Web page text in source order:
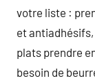
votre liste :
et
plats prendre
besoin de